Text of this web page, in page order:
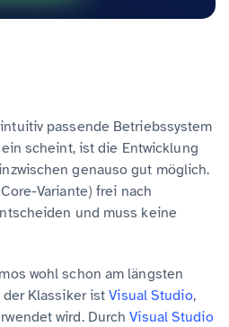
passende Betriebssystem
scheint, ist die Entwicklung
genauso gut möglich.
Variante) frei nach
und muss keine
wohl schon am längsten
Klassiker istVisual Studio,
wird. DurchVisual Studio